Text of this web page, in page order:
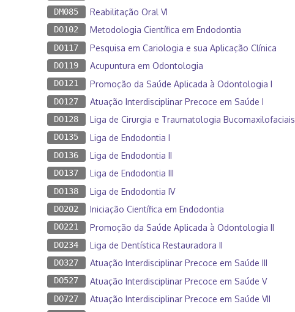
DM085 Reabilitação Oral VI
DO102 Metodologia Científica em Endodontia
DO117 Pesquisa em Cariologia e sua Aplicação Clínica
DO119 Acupuntura em Odontologia
DO121 Promoção da Saúde Aplicada à Odontologia I
DO127 Atuação Interdisciplinar Precoce em Saúde I
DO128 Liga de Cirurgia e Traumatologia Bucomaxilofaciais
DO135 Liga de Endodontia I
DO136 Liga de Endodontia II
DO137 Liga de Endodontia III
DO138 Liga de Endodontia IV
DO202 Iniciação Científica em Endodontia
DO221 Promoção da Saúde Aplicada à Odontologia II
DO234 Liga de Dentística Restauradora II
DO327 Atuação Interdisciplinar Precoce em Saúde III
DO527 Atuação Interdisciplinar Precoce em Saúde V
DO727 Atuação Interdisciplinar Precoce em Saúde VII